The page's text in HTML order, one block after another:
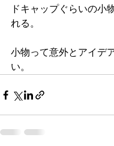
ドキャップぐらいの小
れる。
小物って意外とアイデ
い。